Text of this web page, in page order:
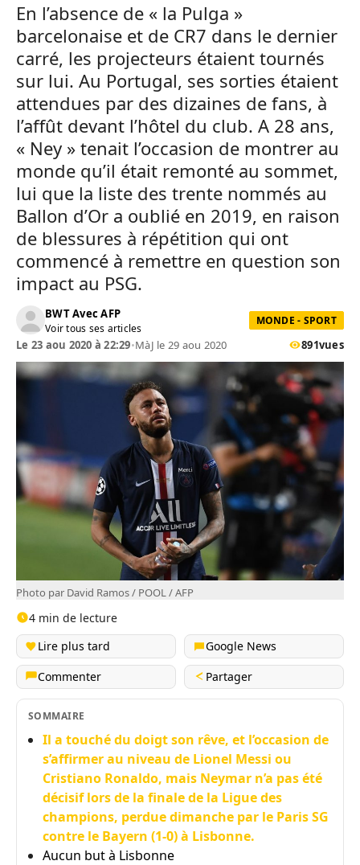
En l’absence de « la Pulga »
barcelonaise et de CR7 dans le dernier
carré, les projecteurs étaient tournés
sur lui. Au Portugal, ses sorties étaient
attendues par des dizaines de fans, à
l’affût devant l’hôtel du club. A 28 ans,
« Ney » tenait l’occasion de montrer au
monde qu’il était remonté au sommet,
lui que la liste des trente nommés au
Ballon d’Or a oublié en 2019, en raison
de blessures à répétition qui ont
commencé à remettre en question son
impact au PSG.
BWT Avec AFP
Voir tous ses articles
MONDE - SPORT
Le 23 aou 2020 à 22:29•MàJ le 29 aou 2020 891vues
Photo par David Ramos / POOL / AFP
4 min de lecture
Lire plus tard
Google News
Commenter
Partager
SOMMAIRE
Il a touché du doigt son rêve, et l’occasion de
s’affirmer au niveau de Lionel Messi ou
Cristiano Ronaldo, mais Neymar n’a pas été
décisif lors de la finale de la Ligue des
champions, perdue dimanche par le Paris SG
contre le Bayern (1-0) à Lisbonne.
Aucun but à Lisbonne